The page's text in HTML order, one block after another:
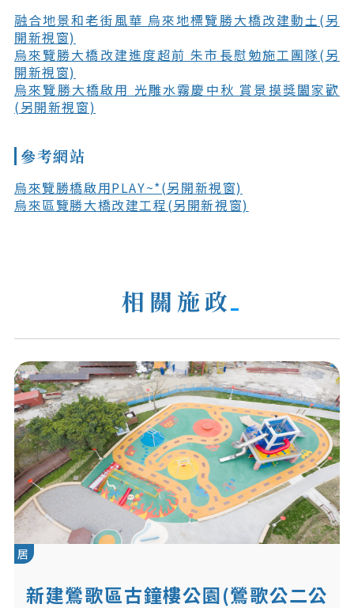
融合地景和老街風華 烏來地標覽勝大橋改建動土(另
開新視窗)
烏來覽勝大橋改建進度超前 朱市長慰勉施工團隊(另
開新視窗)
烏來覽勝大橋啟用 光雕水霧慶中秋 賞景摸獎闔家歡
(另開新視窗)
參考網站
烏來覽勝橋啟用PLAY~*(另開新視窗)
烏來區覽勝大橋改建工程(另開新視窗)
相關施政
居
新建鶯歌區古鐘樓公園(鶯歌公二公